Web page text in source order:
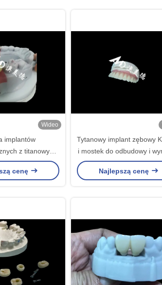
Wideo
implantów
z titanowym
restauracji
cenę
Tytanowy implant zębowy
i mostek do odbudowy i
zębów
Najlepszą cenę